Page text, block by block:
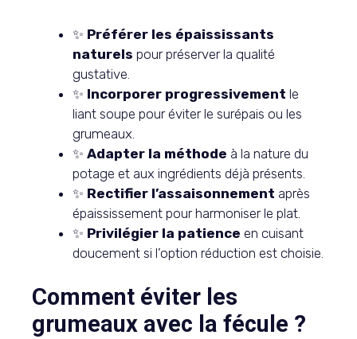
✨ Préférer les épaississants
naturels pour préserver la qualité
gustative.
✨ Incorporer progressivement le
liant soupe pour éviter le surépais ou les
grumeaux.
✨ Adapter la méthode à la nature du
potage et aux ingrédients déjà présents.
✨ Rectifier l’assaisonnement après
épaississement pour harmoniser le plat.
✨ Privilégier la patience en cuisant
doucement si l’option réduction est choisie.
Comment éviter les
grumeaux avec la fécule ?